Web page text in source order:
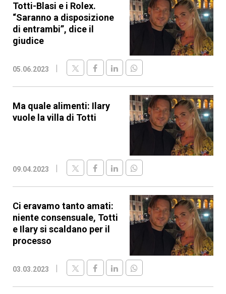
Totti-Blasi e i Rolex.
“Saranno a disposizione
di entrambi”, dice il
giudice
05.06.2023
Ma quale alimenti: Ilary
vuole la villa di Totti
09.04.2023
Ci eravamo tanto amati:
niente consensuale, Totti
e Ilary si scaldano per il
processo
03.03.2023